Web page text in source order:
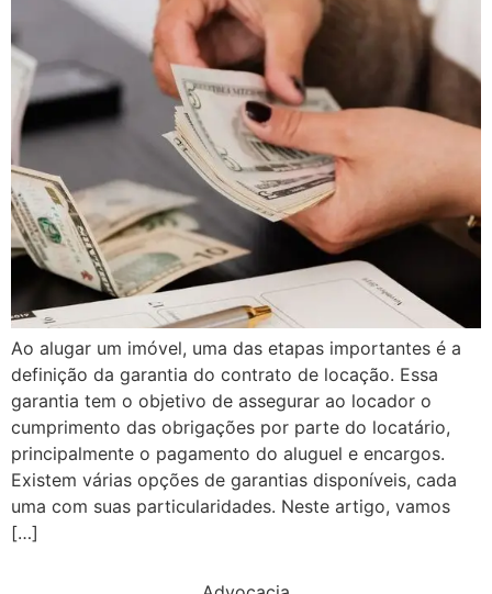
Ao alugar um imóvel, uma das etapas importantes é a
definição da garantia do contrato de locação. Essa
garantia tem o objetivo de assegurar ao locador o
cumprimento das obrigações por parte do locatário,
principalmente o pagamento do aluguel e encargos.
Existem várias opções de garantias disponíveis, cada
uma com suas particularidades. Neste artigo, vamos
[…]